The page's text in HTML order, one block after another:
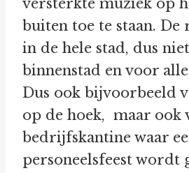
versterkte muziek op
buiten toe te staan. De
in de hele stad, dus
binnenstad en voor
Dus ook bijvoorbeeld
op de hoek, maar ook
bedrijfskantine waar
personeelsfeest wordt